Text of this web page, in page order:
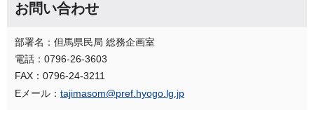
お問い合わせ
部署名：但馬県民局 総務企画室
電話：0796-26-3603
FAX：0796-24-3211
Eメール： tajimasom@pref.hyogo.lg.jp